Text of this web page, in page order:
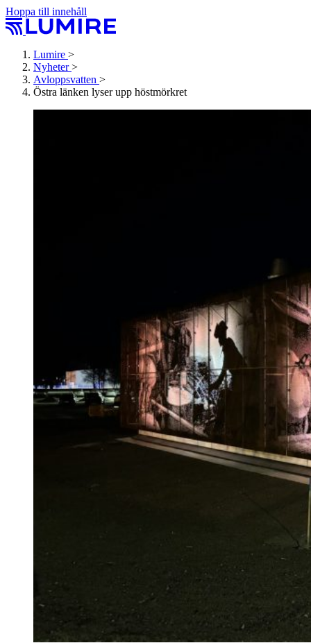
Hoppa till innehåll
Lumire >
Nyheter >
Avloppsvatten >
Östra länken lyser upp höstmörkret